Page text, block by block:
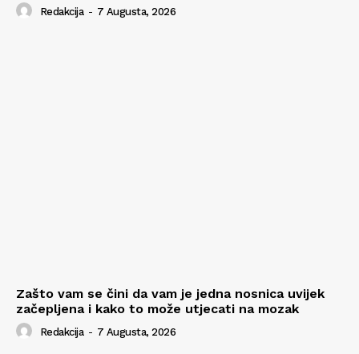
Redakcija - 7 Augusta, 2026
Zašto vam se čini da vam je jedna nosnica uvijek
začepljena i kako to može utjecati na mozak
Redakcija - 7 Augusta, 2026